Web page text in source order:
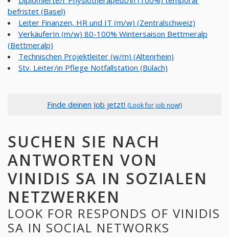
befristet (Basel)
Leiter Finanzen, HR und IT (m/w) (Zentralschweiz)
VerkäuferIn (m/w) 80-100% Wintersaison Bettmeralp
(Bettmeralp)
Technischen Projektleiter (w/m) (Altenrhein)
Stv. Leiter/in Pflege Notfallstation (Bülach)
Finde deinen Job jetzt! (Look for job now!)
SUCHEN SIE NACH
ANTWORTEN VON
VINIDIS SA IN SOZIALEN
NETZWERKEN
LOOK FOR RESPONDS OF VINIDIS
SA IN SOCIAL NETWORKS